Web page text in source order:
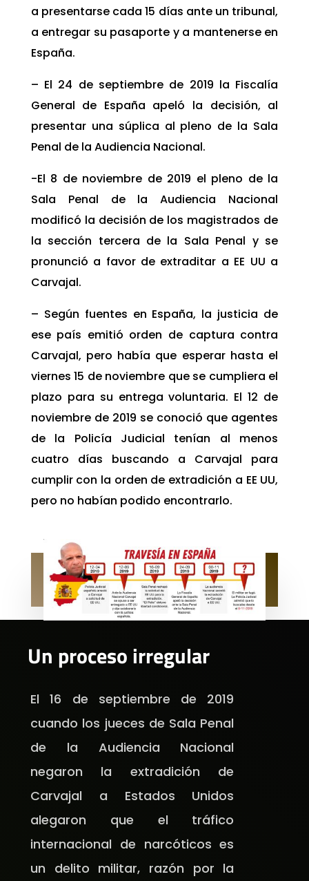
a presentarse cada 15 días ante un tribunal,
a entregar su pasaporte y a mantenerse en
España.
– El 24 de septiembre de 2019 la Fiscalía
General de España apeló la decisión, al
presentar una súplica al pleno de la Sala
Penal de la Audiencia Nacional.
-El 8 de noviembre de 2019 el pleno de la
Sala Penal de la Audiencia Nacional
modificó la decisión de los magistrados de
la sección tercera de la Sala Penal y se
pronunció a favor de extraditar a EE UU a
Carvajal.
– Según fuentes en España, la justicia de
ese país emitió orden de captura contra
Carvajal, pero había que esperar hasta el
viernes 15 de noviembre que se cumpliera el
plazo para su entrega voluntaria. El 12 de
noviembre de 2019 se conoció que agentes
de la Policía Judicial tenían al menos
cuatro días buscando a Carvajal para
cumplir con la orden de extradición a EE UU,
pero no habían podido encontrarlo.
Un proceso irregular
El 16 de septiembre de 2019
cuando los jueces de Sala Penal
de la Audiencia Nacional
negaron la extradición de
Carvajal a Estados Unidos
alegaron que el tráfico
internacional de narcóticos es
un delito militar, razón por la